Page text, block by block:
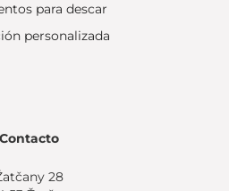
para descar
personalizada
Contacto
28